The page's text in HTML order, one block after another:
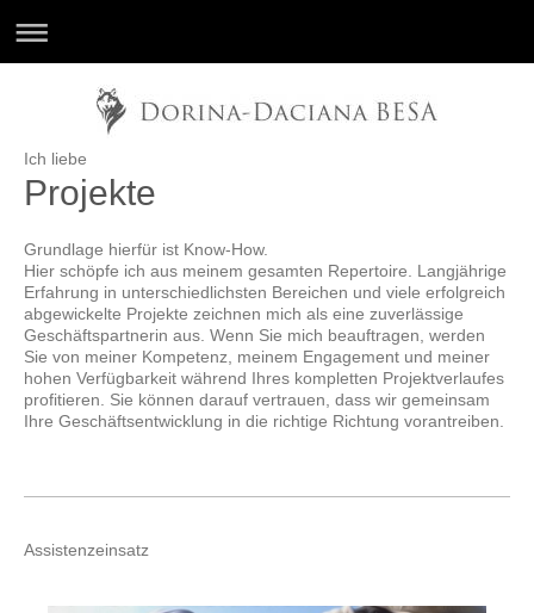
Ich liebe
Projekte
Grundlage hierfür ist Know-How.
Hier schöpfe ich aus meinem gesamten Repertoire. Langjährige
Erfahrung in unterschiedlichsten Bereichen und viele erfolgreich
abgewickelte Projekte zeichnen mich als eine zuverlässige
Geschäftspartnerin aus. Wenn Sie mich beauftragen, werden
Sie von meiner Kompetenz, meinem Engagement und meiner
hohen Verfügbarkeit während Ihres kompletten Projektverlaufes
profitieren. Sie können darauf vertrauen, dass wir gemeinsam
Ihre Geschäftsentwicklung in die richtige Richtung vorantreiben.
Assistenzeinsatz